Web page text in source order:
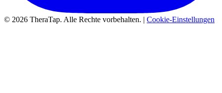
© 2026 TheraTap. Alle Rechte vorbehalten. | Cookie-Einstellungen